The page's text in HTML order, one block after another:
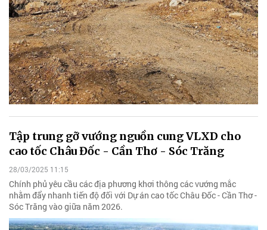
Tập trung gỡ vướng nguồn cung VLXD cho
cao tốc Châu Đốc - Cần Thơ - Sóc Trăng
28/03/2025 11:15
Chính phủ yêu cầu các địa phương khơi thông các vướng mắc
nhằm đẩy nhanh tiến độ đối với Dự án cao tốc Châu Đốc - Cần Thơ -
Sóc Trăng vào giữa năm 2026.